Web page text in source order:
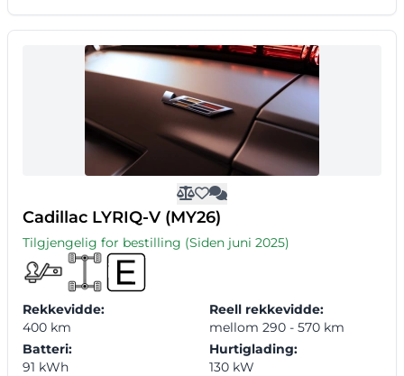
Cadillac LYRIQ-V (MY26)
Tilgjengelig for bestilling (Siden juni 2025)
Rekkevidde:
400 km
Reell rekkevidde:
mellom 290 - 570 km
Batteri:
91 kWh
Hurtiglading:
130 kW